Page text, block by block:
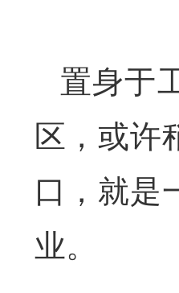
置身于
区，或许
口，就是
业。